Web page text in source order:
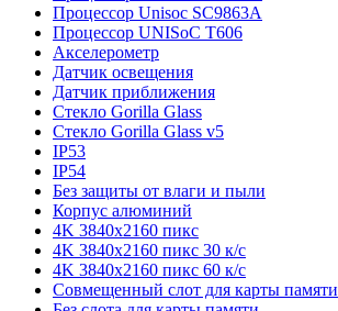
Процессор Unisoc SC9863A
Процессор UNISoC T606
Акселерометр
Датчик освещения
Датчик приближения
Стекло Gorilla Glass
Стекло Gorilla Glass v5
IP53
IP54
Без защиты от влаги и пыли
Корпус алюминий
4K 3840x2160 пикс
4K 3840x2160 пикс 30 к/с
4K 3840x2160 пикс 60 к/с
Совмещенный слот для карты памяти